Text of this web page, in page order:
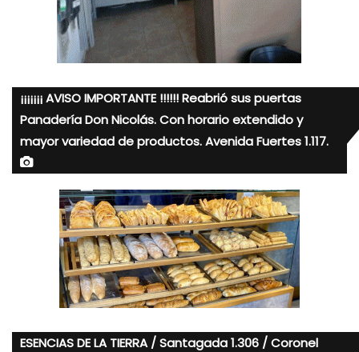
¡¡¡¡¡¡¡ AVISO IMPORTANTE !!!!!! Reabrió sus puertas
Panadería Don Nicolás. Con horario extendido y
mayor variedad de productos. Avenida Fuertes 1.117.
ESENCIAS DE LA TIERRA / Santagada 1.306 / Coronel